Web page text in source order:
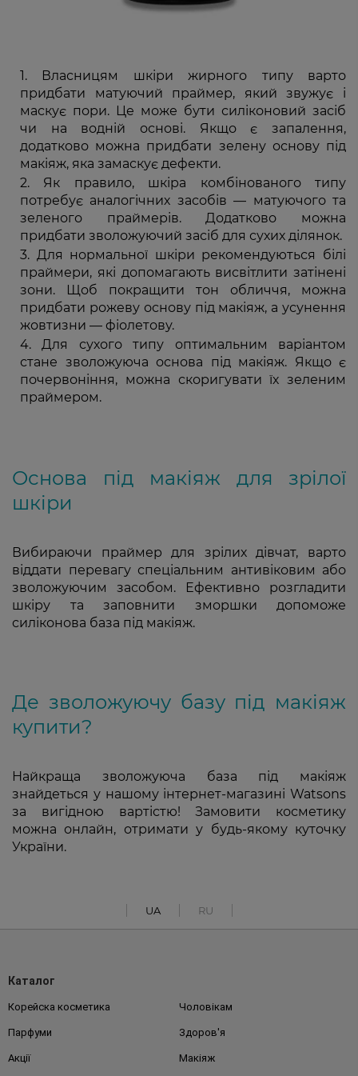
Власницям шкіри жирного типу варто
придбати матуючий праймер, який звужує і
маскує пори. Це може бути силіконовий засіб
чи на водній основі. Якщо є запалення,
додатково можна придбати зелену основу під
макіяж, яка замаскує дефекти.
Як правило, шкіра комбінованого типу
потребує аналогічних засобів — матуючого та
зеленого праймерів. Додатково можна
придбати зволожуючий засіб для сухих ділянок.
Для нормальної шкіри рекомендуються білі
праймери, які допомагають висвітлити затінені
зони. Щоб покращити тон обличчя, можна
придбати рожеву основу під макіяж, а усунення
жовтизни — фіолетову.
Для сухого типу оптимальним варіантом
стане зволожуюча основа під макіяж. Якщо є
почервоніння, можна скоригувати їх зеленим
праймером.
Основа під макіяж для зрілої
шкіри
Вибираючи праймер для зрілих дівчат, варто
віддати перевагу спеціальним антивіковим або
зволожуючим засобом. Ефективно розгладити
шкіру та заповнити зморшки допоможе
силіконова база під макіяж.
Де зволожуючу базу під макіяж
купити?
Найкраща зволожуюча база під макіяж
знайдеться у нашому інтернет-магазині Watsons
за вигідною вартістю! Замовити косметику
можна онлайн, отримати у будь-якому куточку
України.
UA RU
Каталог
Корейска косметика Чоловікам
Парфуми Здоров'я
Акції Макіяж